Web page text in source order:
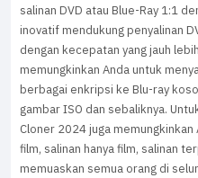
salinan DVD atau Blue-Ray 1:1
inovatif mendukung penyalinan
dengan kecepatan yang jauh
memungkinkan Anda untuk
berbagai enkripsi ke Blu-ray
gambar ISO dan sebaliknya.
Cloner 2024 juga
film, salinan hanya film, salinan
memuaskan semua orang di